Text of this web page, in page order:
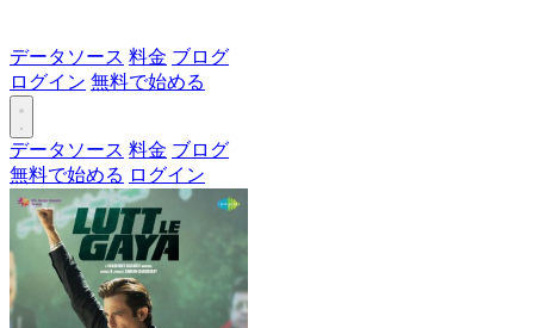
データソース 料金 ブログ
ログイン 無料で始める
データソース 料金 ブログ
無料で始める ログイン